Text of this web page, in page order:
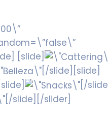
[slide]
[/slide][slide]
[/slide]
[/slide][/slider]